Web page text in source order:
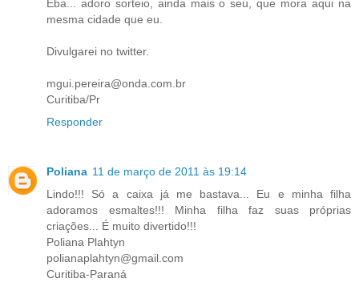
Eba... adoro sorteio, ainda mais o seu, que mora aqui na
mesma cidade que eu.
Divulgarei no twitter.
mgui.pereira@onda.com.br
Curitiba/Pr
Responder
Poliana 11 de março de 2011 às 19:14
Lindo!!! Só a caixa já me bastava... Eu e minha filha
adoramos esmaltes!!! Minha filha faz suas próprias
criações... É muito divertido!!!
Poliana Plahtyn
polianaplahtyn@gmail.com
Curitiba-Paraná